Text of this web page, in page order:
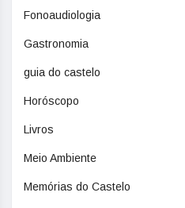
Fonoaudiologia
Gastronomia
guia do castelo
Horóscopo
Livros
Meio Ambiente
Memórias do Castelo